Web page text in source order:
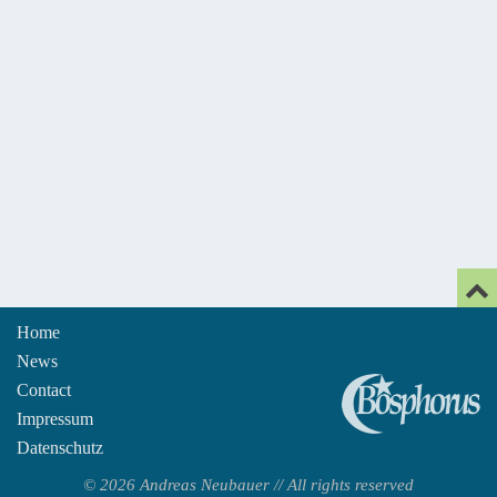
Home
News
Contact
Impressum
Datenschutz
© 2026 Andreas Neubauer // All rights reserved